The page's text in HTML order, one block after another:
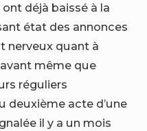
déjà baissé à la
état des annonces
nerveux quant à
même que
réguliers
deuxième acte d’une
il y a un mois